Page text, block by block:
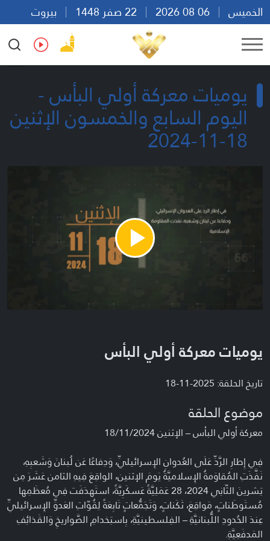
الخميس
بيروت
22:52
Ar En Fr Es
يوميات معركة أولي البأس -
اليوم السابع والخمسون الإثنين
18-11-2024
Play
Video
يوميات معركة أولي البأس
تاريخ الحلقة: 2025-11-18
موضوع الحلقة
معركة أولي البأس – الإثنين 18/11/2024
فِي إِطارِ الرَّدِّ عَلَى العُدوانِ الإِسرائيليِّ، وَدِفاعًا عَن لُبنانَ وَشَعبِهِ،
نَفَّذَتِ المُقاوَمةُ الإِسلاميَّةُ يَومَ الإثنين، الواقِعَ فِيهِ الثامن عَشَرَ مِن
تِشرينَ الثّانِي 2024، 28 عَمَلِيَّةً عَسكَرِيَّةً، استَهدَفَت فِي مُعظَمِها
مُستَوطَناتٍ، مَواقِعَ، ثَكَناتٍ، وَتَجَمُّعاتٍ تَابِعَةً لِقُوّاتِ العَدوِّ الإِسرائيليِّ
عِندَ الحُدودِ اللُّبنانيَّةِ – الفِلسطينيَّةِ، بِاستِخدامِ الصَّواريخِ وَالقَذائِفِ
المَدفَعِيَّةِ.